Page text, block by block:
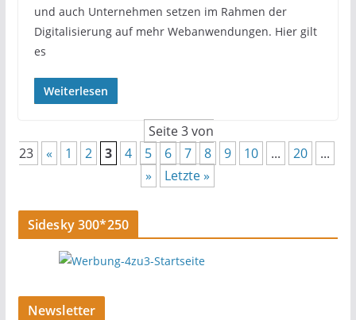
und auch Unternehmen setzen im Rahmen der
Digitalisierung auf mehr Webanwendungen. Hier gilt
es
Weiterlesen
Seite 3 von
23
« 1 2 3 4 5 6 7 8 9 10 ... 20
...
»
Letzte »
Sidesky 300*250
Newsletter